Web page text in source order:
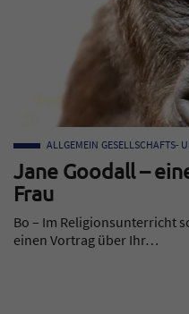
Jane Goodall –
Frau
ALLGEMEIN GESELLSCHAFTS-
Bo – Im Religionsunterricht
einen Vortrag über Ihr…